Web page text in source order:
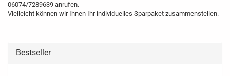
06074/7289639 anrufen.
Vielleicht können wir Ihnen Ihr individuelles Sparpaket zusammenstellen.
Bestseller